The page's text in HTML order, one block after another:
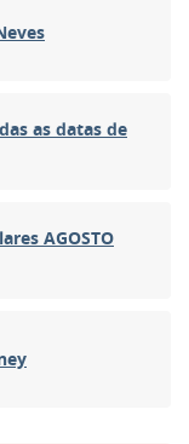
as datas de
AGOSTO